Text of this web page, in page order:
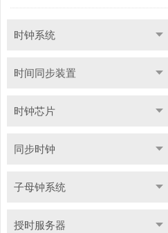
时钟系统
时间同步装置
时钟芯片
同步时钟
子母钟系统
授时服务器